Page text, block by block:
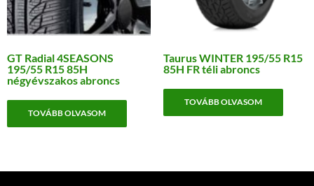
GT Radial 4SEASONS
195/55 R15 85H
négyévszakos abroncs
TOVÁBB OLVASOM
Taurus WINTER 195/55 R15
85H FR téli abroncs
TOVÁBB OLVASOM